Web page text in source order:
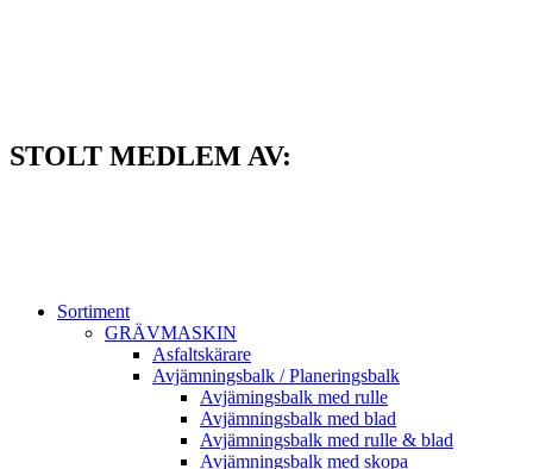
STOLT MEDLEM AV:
Sortiment
GRÄV­MASKIN
Asfalt­skärare
Avjämnings­balk / Planeringsbalk
Avjämingsbalk med rulle
Avjämningsbalk med blad
Avjämningsbalk med rulle & blad
Avjämningsbalk med skopa